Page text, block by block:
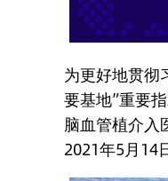
为更好地贯彻
要基地”重要
脑血管植介入
2021年5月14